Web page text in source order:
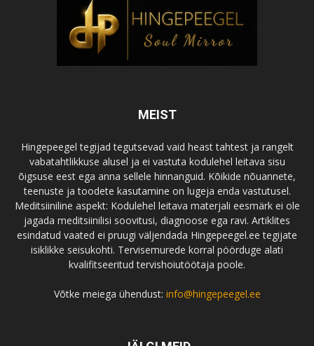
MEIST
Hingepeegel tegijad tegutsevad vaid heast tahtest ja rangelt
vabatahtlikkuse alusel ja ei vastuta kodulehel leitava sisu
õigsuse eest ega anna sellele hinnanguid. Kõikide nõuannete,
teenuste ja toodete kasutamine on lugeja enda vastutusel.
Meditsiiniline aspekt: Kodulehel leitava materjali eesmärk ei ole
jagada meditsiinilisi soovitusi, diagnoose ega ravi. Artiklites
esindatud vaated ei pruugi väljendada Hingepeegel.ee tegijate
isiklikke seisukohti. Tervisemurede korral pöörduge alati
kvalifitseeritud tervishoiutöötaja poole.
Võtke meiega ühendust: info@hingepeegel.ee